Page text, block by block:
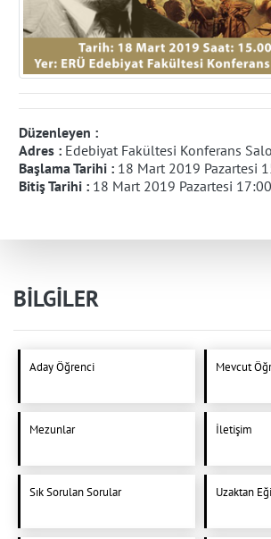
Düzenleyen :
Adres : Edebiyat Fakültesi Konferans
Başlama Tarihi : 18 Mart 2019 Pazartesi
Bitiş Tarihi : 18 Mart 2019 Pazartesi 17:00
BİLGİLER
Aday Öğrenci Mevcut
Mezunlar İletişim
Sık Sorulan Sorular Uzaktan